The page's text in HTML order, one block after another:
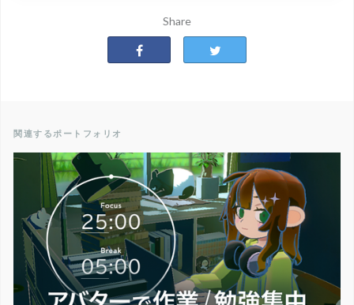
Share
関連するポートフォリオ